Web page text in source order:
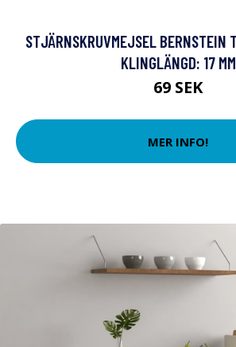
STJÄRNSKRUVMEJSEL
KLINGLÄNGD: 17 MM
69 SEK
MER INFO!